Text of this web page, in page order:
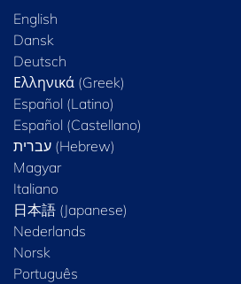
English
Dansk
Deutsch
Ελληνικά (Greek)
Español (Latino)
Español (Castellano)
Magyar
Italiano
日本語 (Japanese)
Nederlands
Norsk
Português